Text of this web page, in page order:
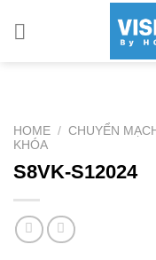
HOME / CHUYỂN
KHÓA
S8VK-S12024